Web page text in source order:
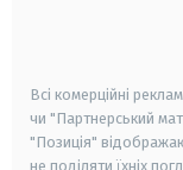
Всі комерційні
чи "Партнерський
"Позиція"
не поділяти їхніх